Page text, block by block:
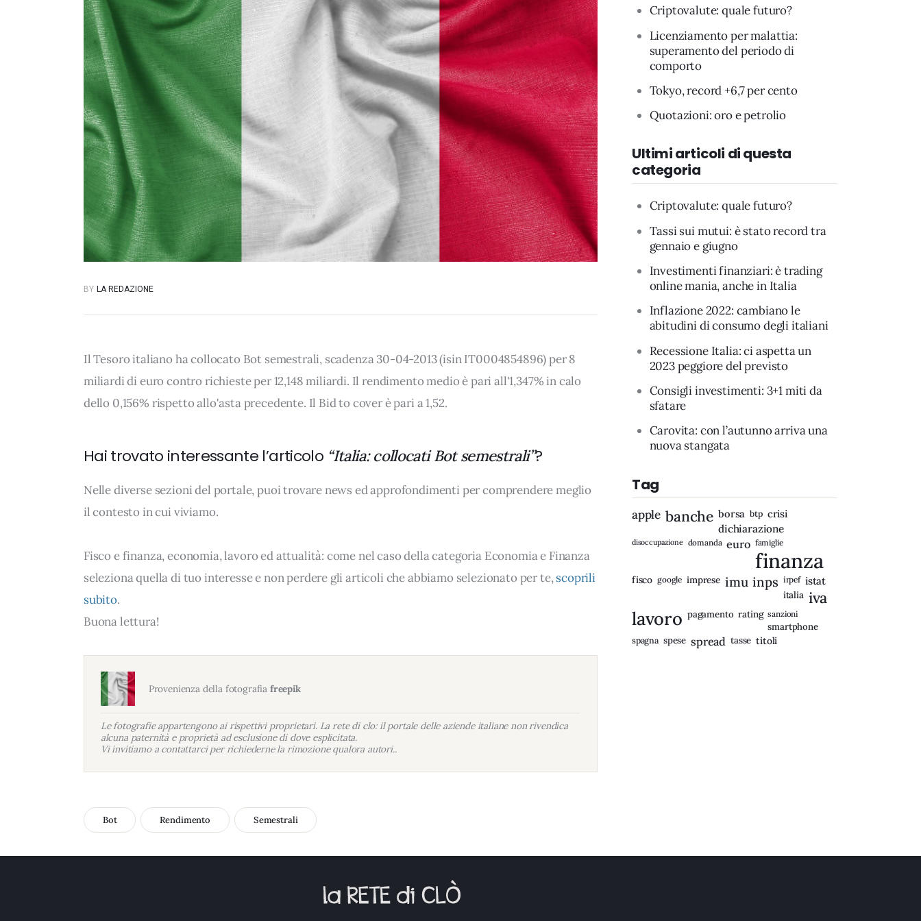
BY LA REDAZIONE
Il Tesoro italiano ha collocato Bot semestrali, scadenza 30-04-2013 (isin IT0004854896) per 8
miliardi di euro contro richieste per 12,148 miliardi. Il rendimento medio è pari all'1,347% in calo
dello 0,156% rispetto allo'asta precedente. Il Bid to cover è pari a 1,52.
Hai trovato interessante l’articolo “Italia: collocati Bot semestrali”?
Nelle diverse sezioni del portale, puoi trovare news ed approfondimenti per comprendere meglio
il contesto in cui viviamo.
Fisco e finanza, economia, lavoro ed attualità: come nel caso della categoria Economia e Finanza
seleziona quella di tuo interesse e non perdere gli articoli che abbiamo selezionato per te,scoprili
subito.
Buona lettura!
Provenienza della fotografia freepik
Le fotografie appartengono ai rispettivi proprietari. La rete di clo: il portale delle aziende italiane non rivendica
alcuna paternità e proprietà ad esclusione di dove esplicitata.
Vi invitiamo a contattarci per richiederne la rimozione qualora autori..
Bot Rendimento Semestrali
Criptovalute: quale futuro?
Licenziamento per malattia:
superamento del periodo di
comporto
Tokyo, record +6,7 per cento
Quotazioni: oro e petrolio
Ultimi articoli di questa
categoria
Criptovalute: quale futuro?
Tassi sui mutui: è stato record tra
gennaio e giugno
Investimenti finanziari: è trading
online mania, anche in Italia
Inflazione 2022: cambiano le
abitudini di consumo degli italiani
Recessione Italia: ci aspetta un
2023 peggiore del previsto
Consigli investimenti: 3+1 miti da
sfatare
Carovita: con l’autunno arriva una
nuova stangata
Tag
apple banche borsa btp crisi
dichiarazione
disoccupazione domanda euro famiglie
finanza
fisco google imprese imu inps irpef istat
italia iva
lavoro pagamento rating sanzioni
smartphone
spagna spese spread tasse titoli